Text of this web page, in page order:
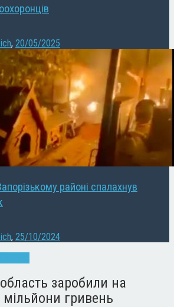
, 20/05/2025
районі спалахнув
, 25/10/2024
заробили на
гривень